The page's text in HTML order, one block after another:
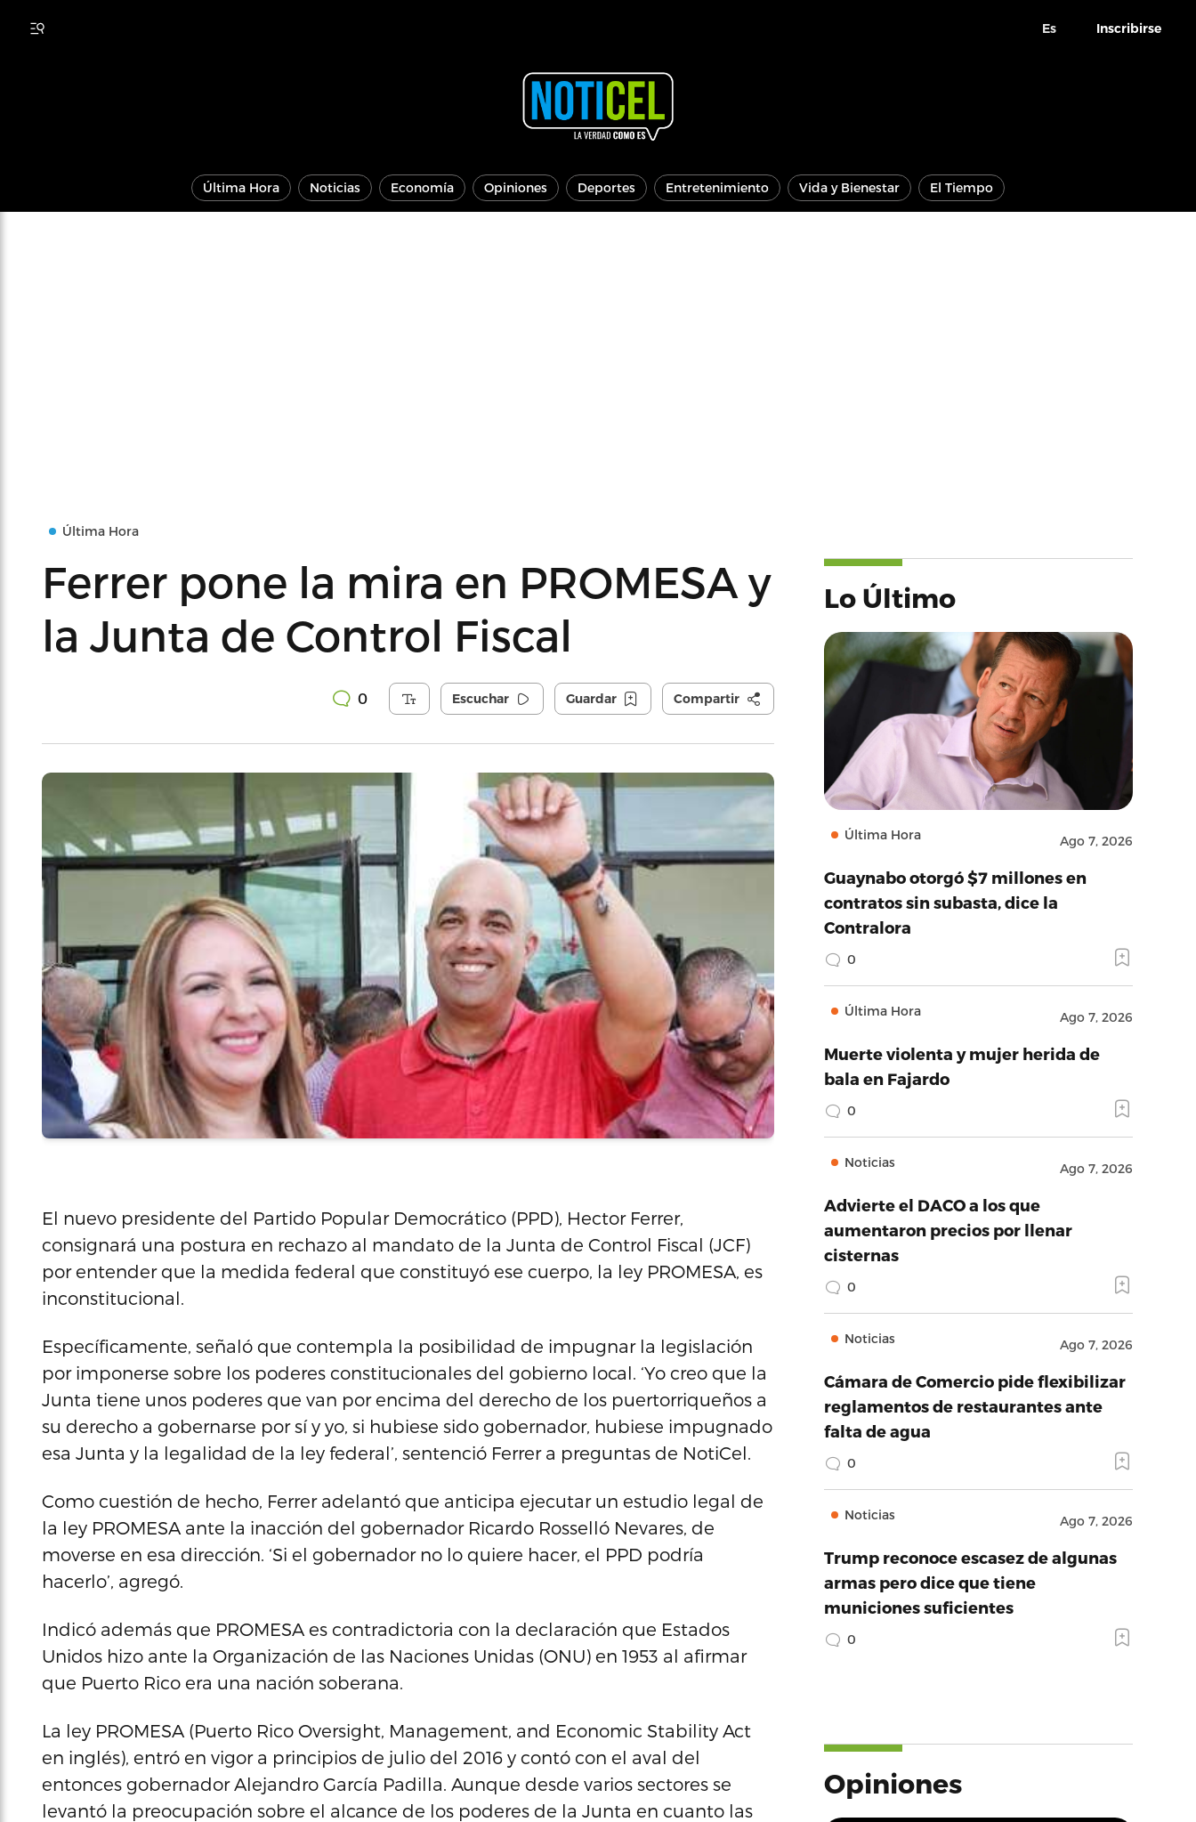
Es Inscribirse
Última Hora Noticias Economía Opiniones Deportes Entretenimiento Vida y Bienestar El Tiempo
Última Hora
Ferrer pone la mira en PROMESA y
la Junta de Control Fiscal
0 Escuchar Guardar Compartir
El nuevo presidente del Partido Popular Democrático (PPD), Hector Ferrer,
consignará una postura en rechazo al mandato de la Junta de Control Fiscal (JCF)
por entender que la medida federal que constituyó ese cuerpo, la ley PROMESA, es
inconstitucional.
Específicamente, señaló que contempla la posibilidad de impugnar la legislación
por imponerse sobre los poderes constitucionales del gobierno local. ‘Yo creo que la
Junta tiene unos poderes que van por encima del derecho de los puertorriqueños a
su derecho a gobernarse por sí y yo, si hubiese sido gobernador, hubiese impugnado
esa Junta y la legalidad de la ley federal’, sentenció Ferrer a preguntas de NotiCel.
Como cuestión de hecho, Ferrer adelantó que anticipa ejecutar un estudio legal de
la ley PROMESA ante la inacción del gobernador Ricardo Rosselló Nevares, de
moverse en esa dirección. ‘Si el gobernador no lo quiere hacer, el PPD podría
hacerlo’, agregó.
Indicó además que PROMESA es contradictoria con la declaración que Estados
Unidos hizo ante la Organización de las Naciones Unidas (ONU) en 1953 al afirmar
que Puerto Rico era una nación soberana.
La ley PROMESA (Puerto Rico Oversight, Management, and Economic Stability Act
en inglés), entró en vigor a principios de julio del 2016 y contó con el aval del
entonces gobernador Alejandro García Padilla. Aunque desde varios sectores se
levantó la preocupación sobre el alcance de los poderes de la Junta en cuanto las
Lo Último
Última Hora Ago 7, 2026
Guaynabo otorgó $7 millones en
contratos sin subasta, dice la
Contralora
0
Última Hora Ago 7, 2026
Muerte violenta y mujer herida de
bala en Fajardo
0
Noticias Ago 7, 2026
Advierte el DACO a los que
aumentaron precios por llenar
cisternas
0
Noticias Ago 7, 2026
Cámara de Comercio pide flexibilizar
reglamentos de restaurantes ante
falta de agua
0
Noticias Ago 7, 2026
Trump reconoce escasez de algunas
armas pero dice que tiene
municiones suficientes
0
Opiniones